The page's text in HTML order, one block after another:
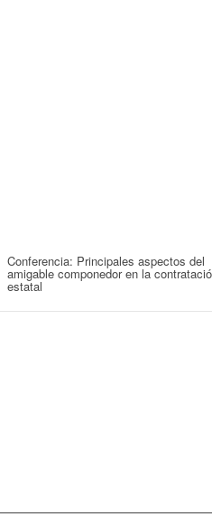
Conferencia: Principales aspectos del
amigable componedor en la
estatal